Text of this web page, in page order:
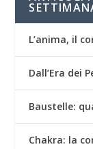
L’anima, il
Dall’Era dei
Baustelle:
Chakra: la